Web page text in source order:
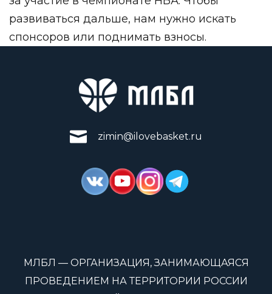
развиваться дальше, нам нужно искать
спонсоров или поднимать взносы.
zimin@ilovebasket.ru
МЛБЛ — ОРГАНИЗАЦИЯ, ЗАНИМАЮЩАЯСЯ
ПРОВЕДЕНИЕМ НА ТЕРРИТОРИИ РОССИИ